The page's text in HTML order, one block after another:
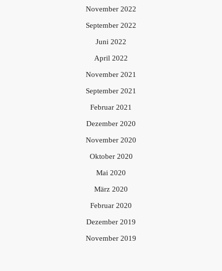
November 2022
September 2022
Juni 2022
April 2022
November 2021
September 2021
Februar 2021
Dezember 2020
November 2020
Oktober 2020
Mai 2020
März 2020
Februar 2020
Dezember 2019
November 2019